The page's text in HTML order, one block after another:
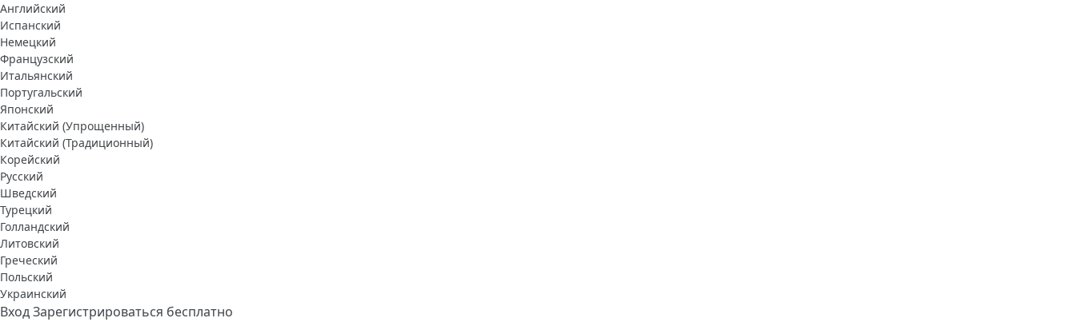
Английский
Испанский
Немецкий
Французский
Итальянский
Португальский
Японский
Китайский (Упрощенный)
Китайский (Традиционный)
Корейский
Русский
Шведский
Турецкий
Голландский
Литовский
Греческий
Польский
Украинский
ВходЗарегистрироваться бесплатно